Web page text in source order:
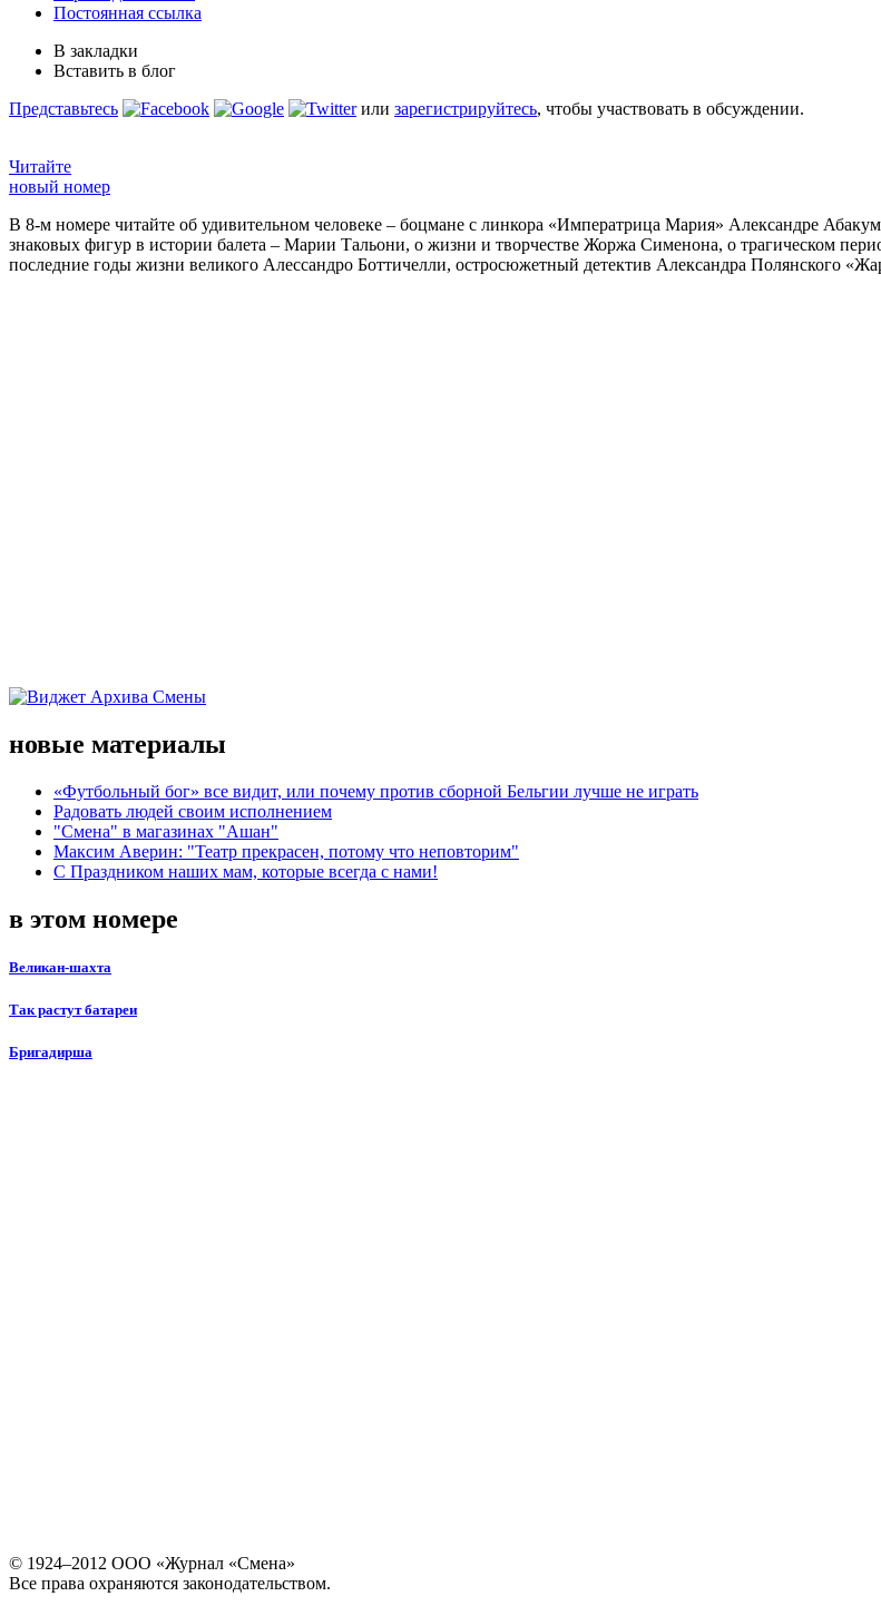
Постоянная ссылка
В закладки
Вставить в блог
Представьтесь
или зарегистрируйтесь, чтобы участвовать в обсуждении.
Читайте
новый номер
В 8-м номере читайте об удивительном человеке – боцмане с линкора «Императрица Мария» Александре
знаковых фигур в истории балета – Марии Тальони, о жизни и творчестве Жоржа Сименона, о трагическом
последние годы жизни великого Алессандро Боттичелли, остросюжетный детектив Александра Полянского
новые материалы
«Футбольный бог» все видит, или почему против сборной Бельгии лучше не играть
Радовать людей своим исполнением
"Смена" в магазинах "Ашан"
Максим Аверин: "Театр прекрасен, потому что неповторим"
С Праздником наших мам, которые всегда с нами!
в этом номере
Великан-шахта
Так растут батареи
Бригадирша
© 1924–2012 ООО «Журнал «Смена»
Все права охраняются законодательством.